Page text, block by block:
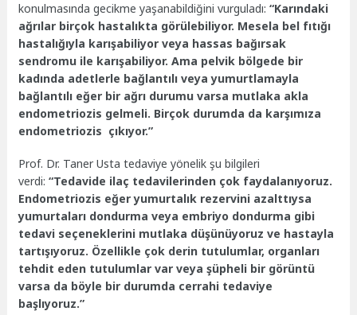
konulmasında gecikme yaşanabildiğini vurguladı:“Karındaki
ağrılar birçok hastalıkta görülebiliyor. Mesela bel fıtığı
hastalığıyla karışabiliyor veya hassas bağırsak
sendromu ile karışabiliyor. Ama pelvik bölgede bir
kadında adetlerle bağlantılı veya yumurtlamayla
bağlantılı eğer bir ağrı durumu varsa mutlaka akla
endometriozis gelmeli. Birçok durumda da karşımıza
endometriozis çıkıyor.”
Prof. Dr. Taner Usta tedaviye yönelik şu bilgileri
verdi:“Tedavide ilaç tedavilerinden çok faydalanıyoruz.
Endometriozis eğer yumurtalık rezervini azalttıysa
yumurtaları dondurma veya embriyo dondurma gibi
tedavi seçeneklerini mutlaka düşünüyoruz ve hastayla
tartışıyoruz. Özellikle çok derin tutulumlar, organları
tehdit eden tutulumlar var veya şüpheli bir görüntü
varsa da böyle bir durumda cerrahi tedaviye
başlıyoruz.”